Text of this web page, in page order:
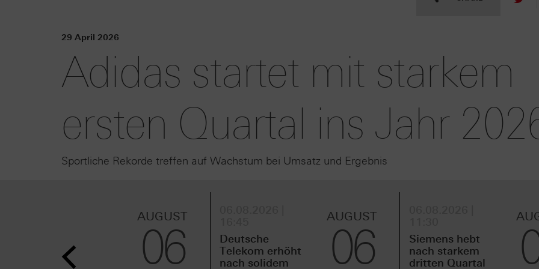
29 April 2026
Adidas startet mit starkem
ersten Quartal ins Jahr
Sportliche Rekorde treffen auf Wachstum bei Umsatz und Ergebnis
AUGUST
06
Deutsche
Telekom erhöht
nach solidem
AUGUST
06
Siemens hebt
nach starkem
dritten Quartal